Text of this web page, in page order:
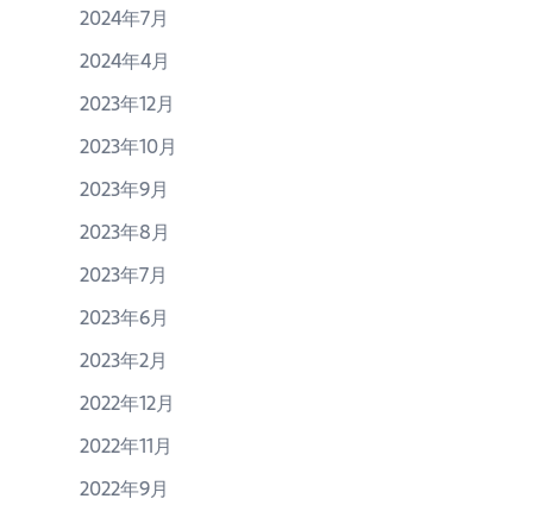
2024年7月
2024年4月
2023年12月
2023年10月
2023年9月
2023年8月
2023年7月
2023年6月
2023年2月
2022年12月
2022年11月
2022年9月